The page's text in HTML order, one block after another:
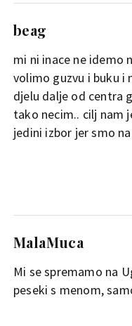
beag
mi ni inace ne idemo
volimo guzvu i buku i
djelu dalje od centra
tako necim.. cilj nam
jedini izbor jer smo
MalaMuca
Mi se spremamo na
peseki s menom,